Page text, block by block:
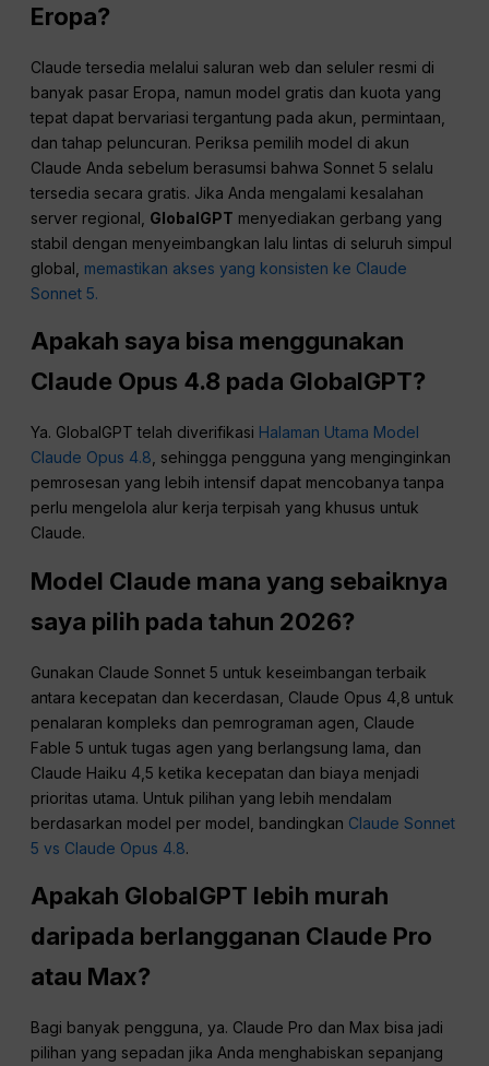
Eropa?
Claude tersedia melalui saluran web dan seluler resmi di
banyak pasar Eropa, namun model gratis dan kuota yang
tepat dapat bervariasi tergantung pada akun, permintaan,
dan tahap peluncuran. Periksa pemilih model di akun
Claude Anda sebelum berasumsi bahwa Sonnet 5 selalu
tersedia secara gratis. Jika Anda mengalami kesalahan
server regional, GlobalGPT menyediakan gerbang yang
stabil dengan menyeimbangkan lalu lintas di seluruh simpul
global, memastikan akses yang konsisten ke Claude
Sonnet 5.
Apakah saya bisa menggunakan
Claude Opus 4.8 pada GlobalGPT?
Ya. GlobalGPT telah diverifikasi Halaman Utama Model
Claude Opus 4.8 , sehingga pengguna yang menginginkan
pemrosesan yang lebih intensif dapat mencobanya tanpa
perlu mengelola alur kerja terpisah yang khusus untuk
Claude.
Model Claude mana yang sebaiknya
saya pilih pada tahun 2026?
Gunakan Claude Sonnet 5 untuk keseimbangan terbaik
antara kecepatan dan kecerdasan, Claude Opus 4,8 untuk
penalaran kompleks dan pemrograman agen, Claude
Fable 5 untuk tugas agen yang berlangsung lama, dan
Claude Haiku 4,5 ketika kecepatan dan biaya menjadi
prioritas utama. Untuk pilihan yang lebih mendalam
berdasarkan model per model, bandingkan Claude Sonnet
5 vs Claude Opus 4.8.
Apakah GlobalGPT lebih murah
daripada berlangganan Claude Pro
atau Max?
Bagi banyak pengguna, ya. Claude Pro dan Max bisa jadi
pilihan yang sepadan jika Anda menghabiskan sepanjang